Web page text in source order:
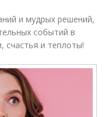
и мудрых решений,
событий в
счастья и теплоты!